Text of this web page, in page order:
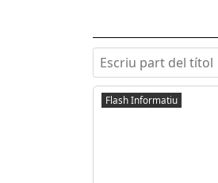
Escriu part del títol
Flash Informatiu